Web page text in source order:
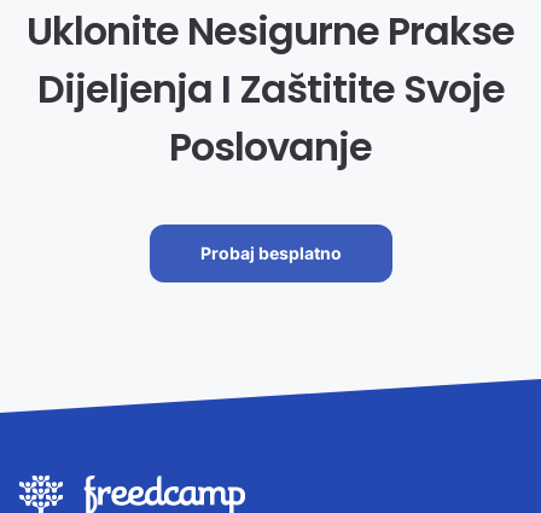
Uklonite Nesigurne Prakse
Dijeljenja I Zaštitite Svoje
Poslovanje
Probaj besplatno